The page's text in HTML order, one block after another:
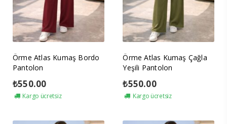
Örme Atlas Kumaş Bordo
Pantolon
₺550.00
Kargo ücretsiz
Örme Atlas Kumaş Çağla
Yeşili Pantolon
₺550.00
Kargo ücretsiz